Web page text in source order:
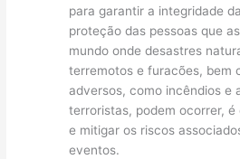
para garantir a integridade
proteção das pessoas que
mundo onde desastres
terremotos e furacões, bem
adversos, como incêndios e
terroristas, podem ocorrer, é
e mitigar os riscos
eventos.